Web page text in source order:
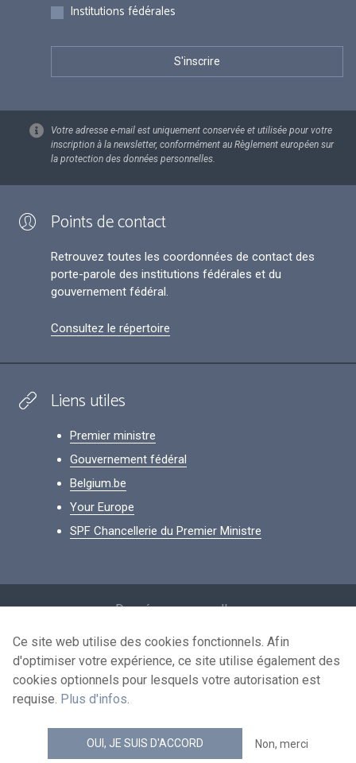
Institutions fédérales
Votre adresse e-mail est uniquement conservée et utilisée pour votre
inscription à la newsletter, conformément au Règlement européen sur
la protection des données personnelles.
Points de contact
Retrouvez toutes les coordonnées de contact des
porte-parole des institutions fédérales et du
gouvernement fédéral.
Consultez le répertoire
Liens utiles
Premier ministre
Gouvernement fédéral
Belgium.be
Your Europe
SPF Chancellerie du Premier Ministre
Données personnelles
Conditions de réutilisation
Contactez-nous
news.belgium flux RSS
Ce site web utilise des cookies fonctionnels. Afin
d'optimiser votre expérience, ce site utilise également des
cookies optionnels pour lesquels votre autorisation est
requise. Plus d'infos.
OUI, JE SUIS D'ACCORD Non, merci